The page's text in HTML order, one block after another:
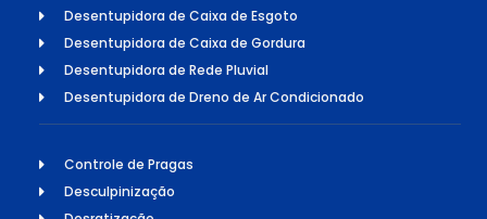
Desentupidora de Caixa de Esgoto
Desentupidora de Caixa de Gordura
Desentupidora de Rede Pluvial
Desentupidora de Dreno de Ar Condicionado
Controle de Pragas
Desculpinização